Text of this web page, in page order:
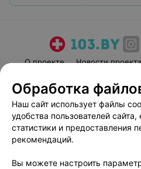
О проекте Новости проекта
Пользовательское
Вакансии
Написать
Персональные
Обработка
Наш сайт использует файлы
удобства пользователей
статистики и предоставления
рекомендаций.
Вы можете настроить